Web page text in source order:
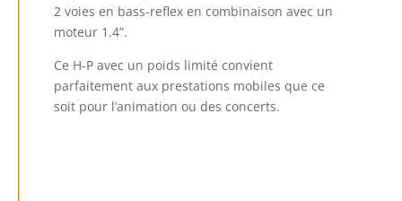
2 voies en bass-reflex en combinaison avec un
moteur 1.4”.
Ce H-P avec un poids limité convient
parfaitement aux prestations mobiles que ce
soit pour l’animation ou des concerts.